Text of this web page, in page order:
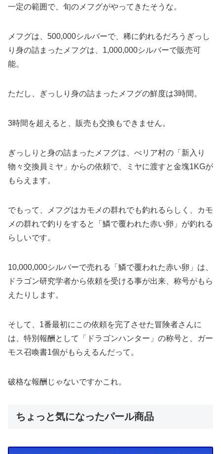
一定の範囲で、旬のメフグがやってきたそうな。
メフグは、500,000シルバーで、稀に釣れるだろうぎっし
り身の詰まったメフグは、1,000,000シルバーで販売可
能。
ただし、ぎっしり身の詰まったメフグの鮮度は3時間。
3時間を超えると、販売も交換もできません。
ぎっしりと身の詰まったメフグは、べリア村の「新入り
物々交換員ミヤ」からの依頼で、ミヤに渡すと金塊1KGが
もらえます。
でもって、メフグはカモメの群れでも釣れるらしく、カモ
メの群れで釣りをすると「鱗で覆われた赤い卵」が釣れる
らしいです。
10,000,000シルバーで売れる「鱗で覆われた赤い卵」は、
ドラゴン研究学者から依頼を受ける事が出来、称号がもら
えたりします。
そして、1番最初にこの依頼を完了させた冒険者さんに
は、特別報酬として「ドラゴンハンター」の称号と、ガー
モス召喚書1個がもらえるんだって。
破格な報酬じゃないですかこれ。
ちょっと気になったパール商品